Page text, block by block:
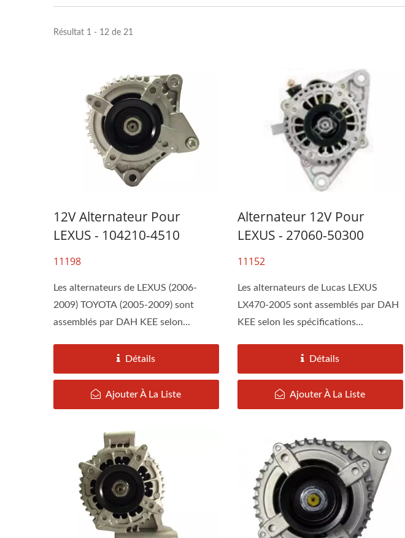
Résultat 1 - 12 de 21
12V Alternateur Pour
LEXUS - 104210-4510
11198
Les alternateurs de LEXUS (2006-
2009) TOYOTA (2005-2009) sont
assemblés par DAH KEE selon...
Détails
Ajouter À La Liste
Alternateur 12V Pour
LEXUS - 27060-50300
11152
Les alternateurs de Lucas LEXUS
LX470-2005 sont assemblés par DAH
KEE selon les spécifications...
Détails
Ajouter À La Liste